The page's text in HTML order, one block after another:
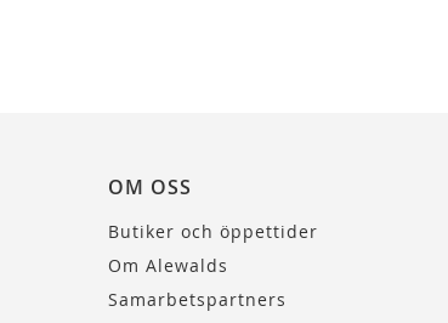
OM OSS
Butiker och öppettider
Om Alewalds
Samarbetspartners